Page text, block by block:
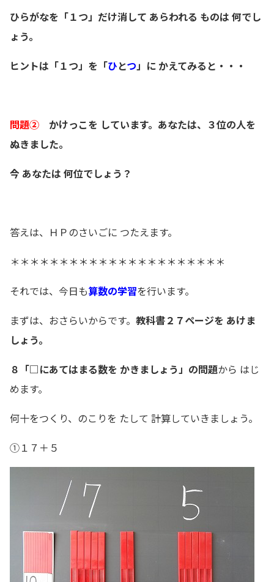
ひらがなを「１つ」だけ消して あらわれる ものは 何でし
ょう。
ヒントは「１つ」を「ひとつ 」に かえてみると・・・
問題② かけっこを しています。あなたは、３位の人を
ぬきました。
今 あなたは 何位でしょう？
答えは、ＨＰのさいごに つたえます。
＊＊＊＊＊＊＊＊＊＊＊＊＊＊＊＊＊＊＊＊＊＊
それでは、今日も算数の学習を行います。
まずは、おさらいからです。 教科書２７ページを あけま
しょう。
８「□にあてはまる数を かきましょう」の問題から はじ
めます。
何十をつくり、のこりを たして 計算していきましょう。
①１７＋５